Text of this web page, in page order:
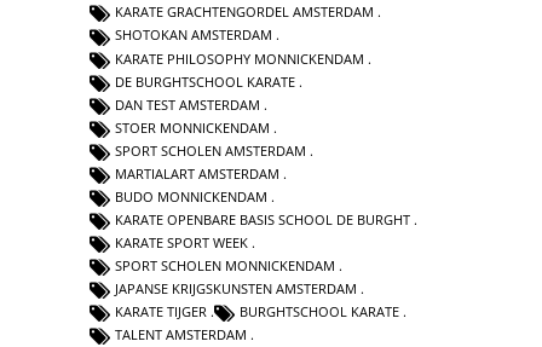
KARATE GRACHTENGORDEL AMSTERDAM
SHOTOKAN AMSTERDAM
KARATE PHILOSOPHY MONNICKENDAM
DE BURGHTSCHOOL KARATE
DAN TEST AMSTERDAM
STOER MONNICKENDAM
SPORT SCHOLEN AMSTERDAM
MARTIALART AMSTERDAM
BUDO MONNICKENDAM
KARATE OPENBARE BASIS SCHOOL DE BURGHT
KARATE SPORT WEEK
SPORT SCHOLEN MONNICKENDAM
JAPANSE KRIJGSKUNSTEN AMSTERDAM
KARATE TIJGER
BURGHTSCHOOL KARATE
TALENT AMSTERDAM